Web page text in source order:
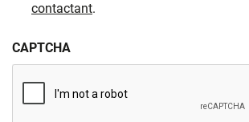
contactant.
CAPTCHA